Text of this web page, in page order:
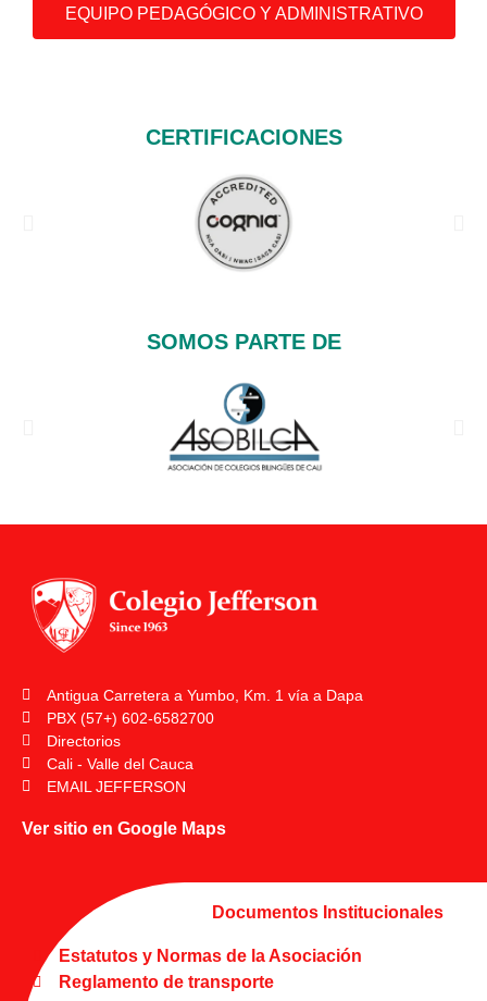
EQUIPO PEDAGÓGICO Y ADMINISTRATIVO
CERTIFICACIONES
SOMOS PARTE DE
Antigua Carretera a Yumbo, Km. 1 vía a Dapa
PBX (57+) 602-6582700
Directorios
Cali - Valle del Cauca
EMAIL JEFFERSON
Ver sitio en Google Maps
Documentos Institucionales
Estatutos y Normas de la Asociación
Reglamento de transporte